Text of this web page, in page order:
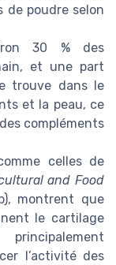
de poudre selon
30 % des
et une part
trouve dans le
et la peau, ce
compléments
celles de
and Food
montrent que
le cartilage
l’activité des